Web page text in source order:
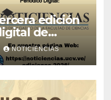
edición
de
NOTICIENCIAS